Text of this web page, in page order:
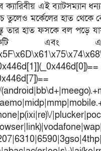
ক্যারিবীয় এই ব্যাটসম্যান
তুলেও মর্কেলের হাত থেকে
তার হাত ফসকে বল পড়ে
এবং